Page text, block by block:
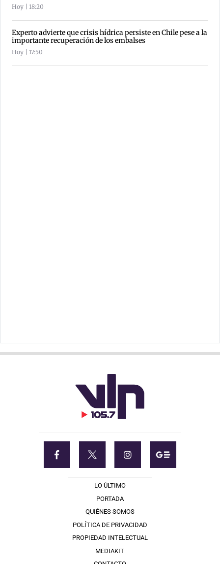
Hoy | 18:20
Experto advierte que crisis hídrica persiste en Chile pese a la
importante recuperación de los embalses
Hoy | 17:50
LO ÚLTIMO
PORTADA
QUIÉNES SOMOS
POLÍTICA DE PRIVACIDAD
PROPIEDAD INTELECTUAL
MEDIAKIT